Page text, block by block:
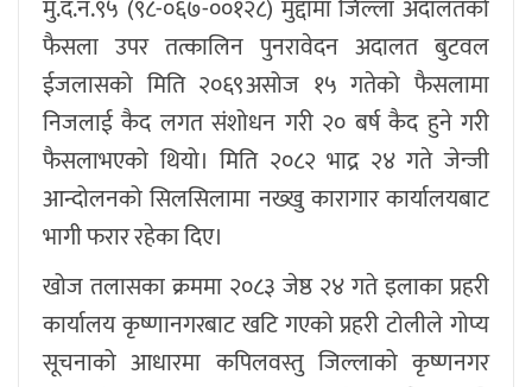
मु.द.नं.९५ (९८-०६७-००१२८) मुद्दामा जिल्ला अदालतको
फैसला उपर तत्कालिन पुनरावेदन अदालत बुटवल
ईजलासको मिति २०६९असोज १५ गतेको फैसलामा
निजलाई कैद लगत संशोधन गरी २० बर्ष कैद हुने गरी
फैसलाभएको थियो। मिति २०८२ भाद्र २४ गते जेन्जी
आन्दोलनको सिलसिलामा नख्खु कारागार कार्यालयबाट
भागी फरार रहेका दिए।
खोज तलासका क्रममा २०८३ जेष्ठ २४ गते इलाका प्रहरी
कार्यालय कृष्णानगरबाट खटि गएको प्रहरी टोलीले गोप्य
सूचनाको आधारमा कपिलवस्तु जिल्लाको कृष्णनगर